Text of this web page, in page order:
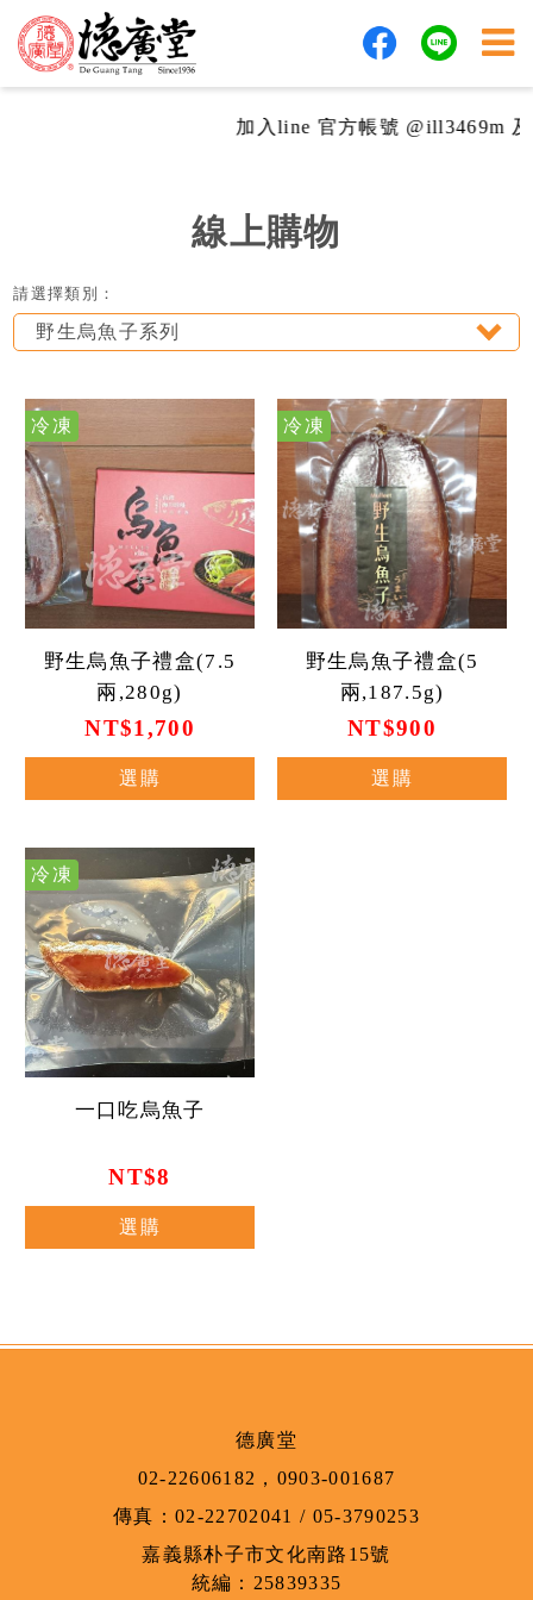
加入line 官方帳號 @ill3469m
線上購物
請選擇類別：
野生烏魚子系列
冷凍
野生烏魚子禮盒(7.5
兩,280g)
NT$1,700
選購
冷凍
野生烏魚子禮盒(5
兩,187.5g)
NT$900
選購
冷凍
一口吃烏魚子
NT$8
選購
德廣堂
02-22606182 ， 0903-001687
傳真： 02-22702041 / 05-3790253
嘉義縣朴子市文化南路15號
統編：25839335